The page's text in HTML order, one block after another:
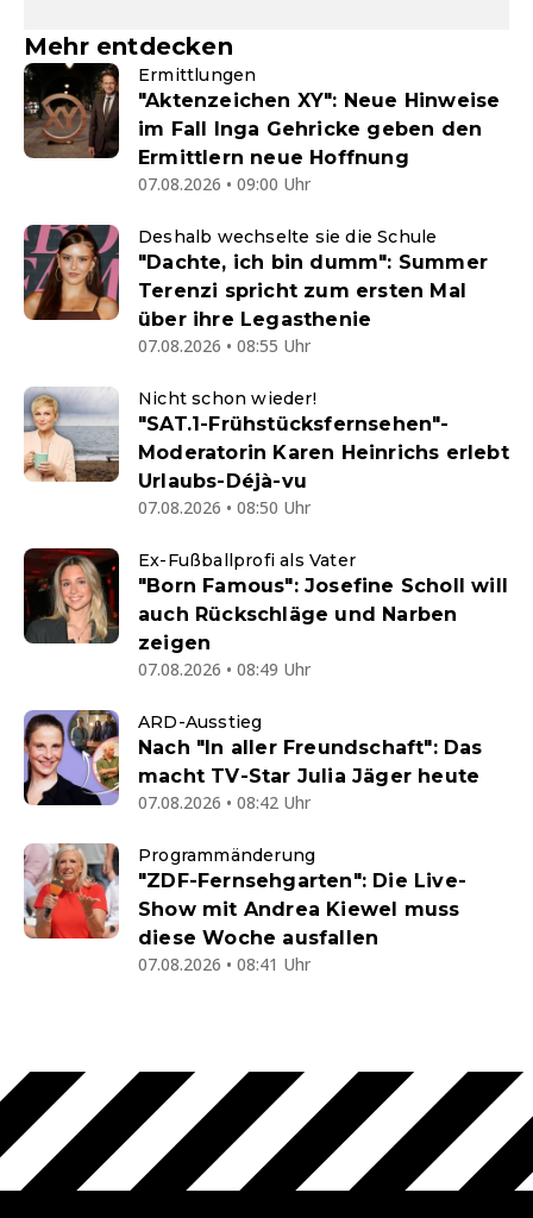
Mehr entdecken
Ermittlungen
"Aktenzeichen XY": Neue Hinweise
im Fall Inga Gehricke geben den
Ermittlern neue Hoffnung
07.08.2026 • 09:00 Uhr
Deshalb wechselte sie die Schule
"Dachte, ich bin dumm": Summer
Terenzi spricht zum ersten Mal
über ihre Legasthenie
07.08.2026 • 08:55 Uhr
Nicht schon wieder!
"SAT.1-Frühstücksfernsehen"-
Moderatorin Karen Heinrichs erlebt
Urlaubs-Déjà-vu
07.08.2026 • 08:50 Uhr
Ex-Fußballprofi als Vater
"Born Famous": Josefine Scholl will
auch Rückschläge und Narben
zeigen
07.08.2026 • 08:49 Uhr
ARD-Ausstieg
Nach "In aller Freundschaft": Das
macht TV-Star Julia Jäger heute
07.08.2026 • 08:42 Uhr
Programmänderung
"ZDF-Fernsehgarten": Die Live-
Show mit Andrea Kiewel muss
diese Woche ausfallen
07.08.2026 • 08:41 Uhr